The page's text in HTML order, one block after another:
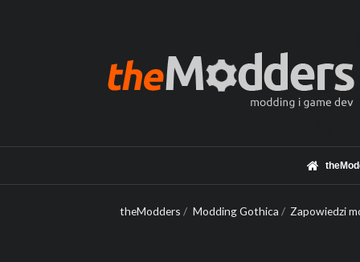
theModders / Modding Gothica / Zapowiedzi